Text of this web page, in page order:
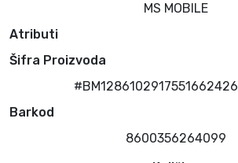
MS MOBILE
Atributi
Šifra Proizvoda
Barkod
8600356264099